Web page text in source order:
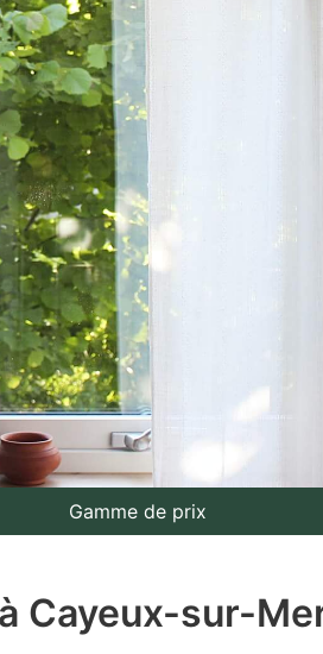
Gamme de prix
Cayeux-sur-